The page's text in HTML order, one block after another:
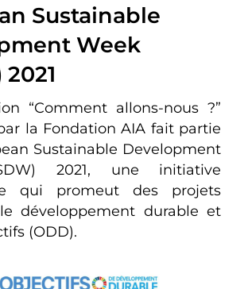
Sustainable
Week
2021
“Comment allons-nous ?”
la Fondation AIA fait partie
Sustainable Development
2021, une initiative
qui promeut des projets
développement durable et
(ODD).